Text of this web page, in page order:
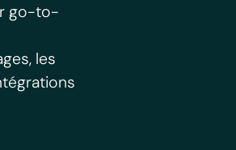
go-to-
les